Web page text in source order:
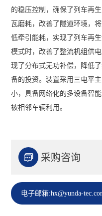
的稳压控制，确保了列车再
瓦磨耗，改善了隧道环境，
低牵引能耗，实现了列车再
模式时，改善了整流机组供
现了分布式无功补偿，降低
备的投资。装置采用三电平
小，具备网络化的多设备智
被相邻车辆利用。
 采购咨询
电子邮箱:hx@yunda-